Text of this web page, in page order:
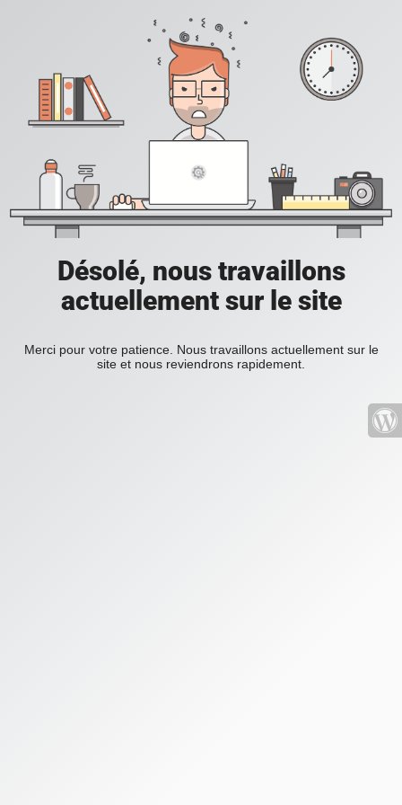
Désolé, nous travaillons
actuellement sur le site
Merci pour votre patience. Nous travaillons actuellement sur le
site et nous reviendrons rapidement.